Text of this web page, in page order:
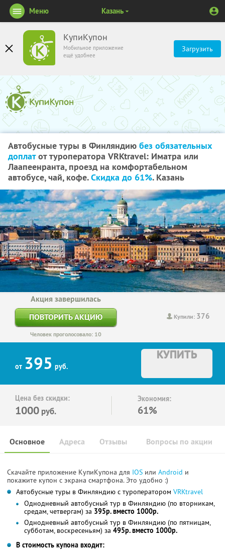
КупиКупон
Мобильное приложение
ещё удобнее
Загрузить
Меню Казань
Автобусные туры в Финляндию без обязательных
доплатот туроператора VRKtravel: Иматра или
Лаапеенранта, проезд на комфортабельном
автобусе, чай, кофе.Скидка до 61%. Казань
Купили: 376
Акция завершилась
ПОВТОРИТЬ АКЦИЮ
Человек проголосовало: 10
от 395 руб.
КУПИТЬ
Цена без скидки:
1000 руб.
Экономия:
61%
Основное Отзывы Вопросы по акции
Адреса
Скачайте приложение КупиКупона для IOS или Android и
покажите купон с экрана смартфона. Это удобно :)
Автобусные туры в Финляндию с туроператором VRKtravel
Однодневный автобусный тур в Финляндию (по вторникам,
средам, четвергам) за 395р. вместо 1000р.
Однодневный автобусный тур в Финляндию (по пятницам,
субботам, воскресеньям) за 495р. вместо 1000р.
В стоимость купона входит: